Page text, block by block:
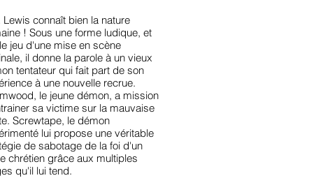
Lewis connaît bien la nature
! Sous une forme ludique, et
jeu d'une mise en scène
il donne la parole à un vieux
tentateur qui fait part de son
à une nouvelle recrue.
le jeune démon, a mission
sa victime sur la mauvaise
Screwtape, le démon
lui propose une véritable
de sabotage de la foi d'un
chrétien grâce aux multiples
qu'il lui tend.